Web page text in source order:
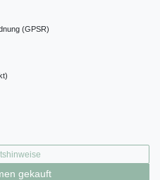
(GPSR)
gekauft